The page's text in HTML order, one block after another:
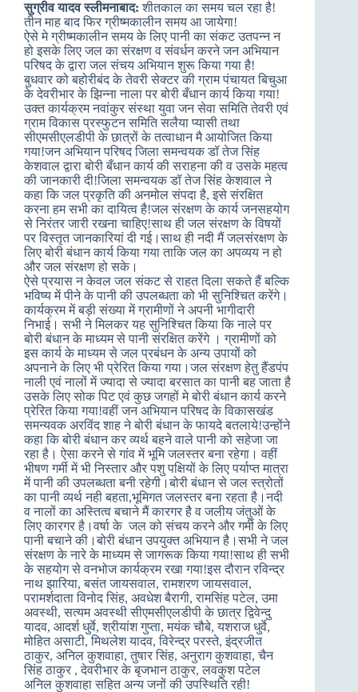
सुग्रीव यादव स्लीमनाबाद: शीतकाल का समय चल रहा है!
तीन माह बाद फिर ग्रीष्मकालीन समय आ जायेगा!
ऐसे मे ग्रीष्मकालीन समय के लिए पानी का संकट उतपन्न न
हो इसके लिए जल का संरक्षण व संवर्धन करने जन अभियान
परिषद के द्वारा जल संचय अभियान शुरू किया गया है!
बुधवार को बहोरीबंद के तेवरी सेक्टर की ग्राम पंचायत बिचुआ
के देवरीभार के झिन्ना नाला पर बोरी बँधान कार्य किया गया!
उक्त कार्यक्रम नवांकुर संस्था युवा जन सेवा समिति तेवरी एवं
ग्राम विकास प्रस्फुटन समिति सलैया प्यासी तथा
सीएमसीएलडीपी के छात्रों के तत्वाधान मै आयोजित किया
गया!जन अभियान परिषद जिला समन्वयक डॉ तेज सिंह
केशवाल द्वारा बोरी बँधान कार्य की सराहना की व उसके महत्व
की जानकारी दी!जिला समन्वयक डॉ तेज सिंह केशवाल ने
कहा कि जल प्रकृति की अनमोल संपदा है, इसे संरक्षित
करना हम सभी का दायित्व है!जल संरक्षण के कार्य जनसहयोग
से निरंतर जारी रखना चाहिए!साथ ही जल संरक्षण के विषयों
पर विस्तृत जानकारियां दी गई।साथ ही नदी मैं जलसंरक्षण के
लिए बोरी बंधान कार्य किया गया ताकि जल का अपव्यय न हो
और जल संरक्षण हो सके।
ऐसे प्रयास न केवल जल संकट से राहत दिला सकते हैं बल्कि
भविष्य में पीने के पानी की उपलब्धता को भी सुनिश्चित करेंगे।
कार्यक्रम में बड़ी संख्या में ग्रामीणों ने अपनी भागीदारी
निभाई। सभी ने मिलकर यह सुनिश्चित किया कि नाले पर
बोरी बंधान के माध्यम से पानी संरक्षित करेंगे । ग्रामीणों को
इस कार्य के माध्यम से जल प्रबंधन के अन्य उपायों को
अपनाने के लिए भी प्रेरित किया गया।जल संरक्षण हेतु हैंडपंप
नाली एवं नालों में ज्यादा से ज्यादा बरसात का पानी बह जाता है
उसके लिए सोक पिट एवं कुछ जगहों मे बोरी बंधान कार्य करने
प्रेरित किया गया!वहीं जन अभियान परिषद के विकासखंड
समन्यवक अरविंद शाह ने बोरी बंधान के फायदे बतलाये!उन्होंने
कहा कि बोरी बंधान कर व्यर्थ बहने वाले पानी को सहेजा जा
रहा है। ऐसा करने से गांव में भूमि जलस्तर बना रहेगा। वहीं
भीषण गर्मी में भी निस्तार और पशु पक्षियों के लिए पर्याप्त मात्रा
में पानी की उपलब्धता बनी रहेगी।बोरी बंधान से जल स्त्रोतों
का पानी व्यर्थ नही बहता,भूमिगत जलस्तर बना रहता है।नदी
व नालों का अस्तित्व बचाने मैं कारगर है व जलीय जंतुओं के
लिए कारगर है।वर्षा के जल को संचय करने और गर्मी के लिए
पानी बचाने की।बोरी बंधान उपयुक्त अभियान है।सभी ने जल
संरक्षण के नारे के माध्यम से जागरूक किया गया!साथ ही सभी
के सहयोग से वनभोज कार्यक्रम रखा गया!इस दौरान रविन्द्र
नाथ झारिया, बसंत जायसवाल, रामशरण जायसवाल,
परामर्शदाता विनोद सिंह, अवधेश बैरागी, रामसिंह पटेल, उमा
अवस्थी, सत्यम अवस्थी सीएमसीएलडीपी के छात्र द्विवेन्दु
यादव, आदर्श धुर्वे, श्रीयांश गुप्ता, मयंक चौबे, यशराज धुर्वे,
मोहित असाटी, मिथलेश यादव, विरेन्द्र परस्ते, इंद्रजीत
ठाकुर, अनिल कुशवाहा, तुषार सिंह, अनुराग कुशवाहा, चैन
सिंह ठाकुर , देवरीभार के बृजभान ठाकुर, लवकुश पटेल
अनिल कुशवाहा सहित अन्य जनों की उपस्थिति रही!